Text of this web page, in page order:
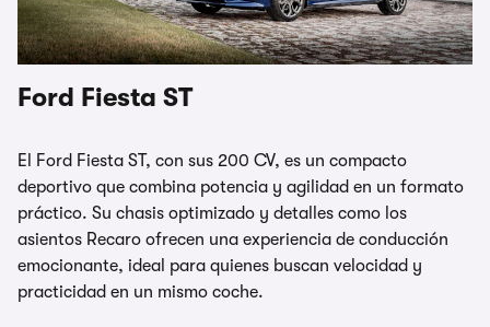
Ford Fiesta ST
El Ford Fiesta ST, con sus 200 CV, es un compacto
deportivo que combina potencia y agilidad en un formato
práctico. Su chasis optimizado y detalles como los
asientos Recaro ofrecen una experiencia de conducción
emocionante, ideal para quienes buscan velocidad y
practicidad en un mismo coche.